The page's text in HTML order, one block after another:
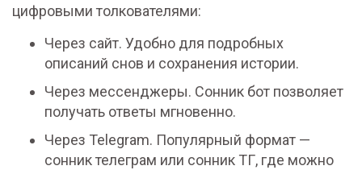
цифровыми толкователями:
Через сайт. Удобно для подробных
описаний снов и сохранения истории.
Через мессенджеры. Сонник бот позволяет
получать ответы мгновенно.
Через Telegram. Популярный формат —
сонник телеграм или сонник ТГ, где можно